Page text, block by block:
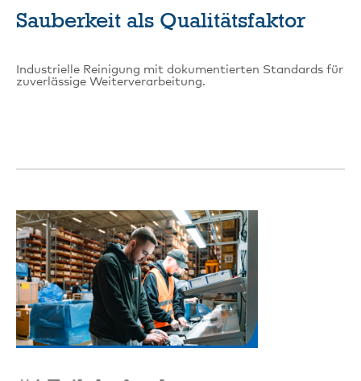
Sauberkeit als Qualitätsfaktor
Industrielle Reinigung mit dokumentierten Standards für
zuverlässige Weiterverarbeitung.